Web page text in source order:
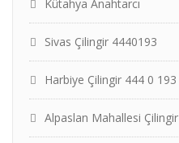
Kütahya Anahtarcı
Sivas Çilingir 4440193
Harbiye Çilingir 444 0 193
Alpaslan Mahallesi Çilingir